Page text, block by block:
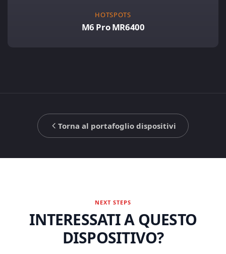
HOTSPOTS
M6 Pro MR6400
Torna al portafoglio dispositivi
NEXT STEPS
INTERESSATI A QUESTO
DISPOSITIVO?